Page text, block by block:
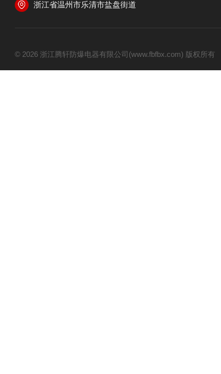
浙江省温州市乐清市盐盘街道
© 2026 浙江腾轩防爆电器有限公司(www.fbfbx.com) 版权所